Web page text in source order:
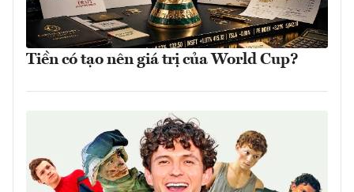
Tiền có tạo nên giá trị của World Cup?